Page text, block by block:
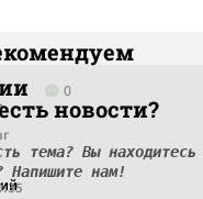
0
новости?
тема? Вы
Напишите нам!